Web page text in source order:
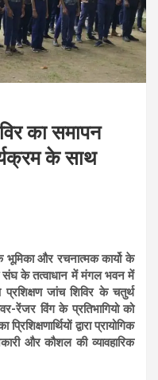
का समापन
के साथ
भूमिका और रचनात्मक कार्यो के
संघ के तत्वाधान में मंगल भवन में
प्रशिक्षण जांच शिविर के चतुर्थ
रेंजर विंग के प्रतिभागियो को
द्वारा प्रायोगिक
और कौशल की व्यावहारिक